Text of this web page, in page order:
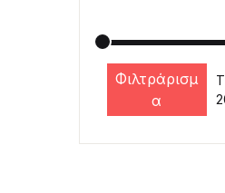
Ελάχιστη τιμή
Μέγιστη τιμή
Φιλτράρισμ
α